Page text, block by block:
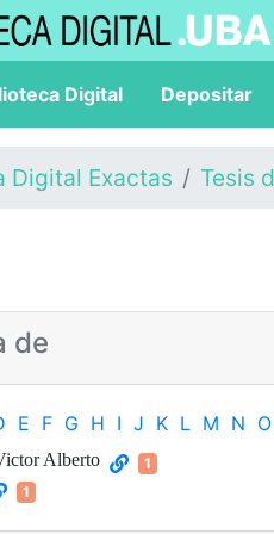
Digital Depositar
Digital Exactas Tesis
de
E F G H I J K L M N O
Alberto 1
1